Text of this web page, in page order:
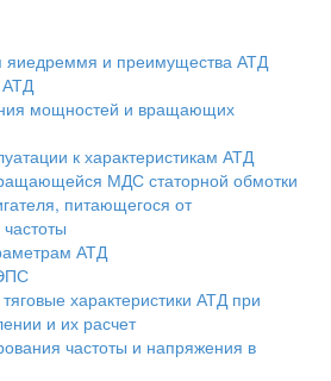
яиедреммя и преимущества АТД
АТД
мощностей и вращающих
к характеристикам АТД
МДС статорной обмотки
питающегося от
АТД
характеристики АТД при
и их расчет
частоты и напряжения в